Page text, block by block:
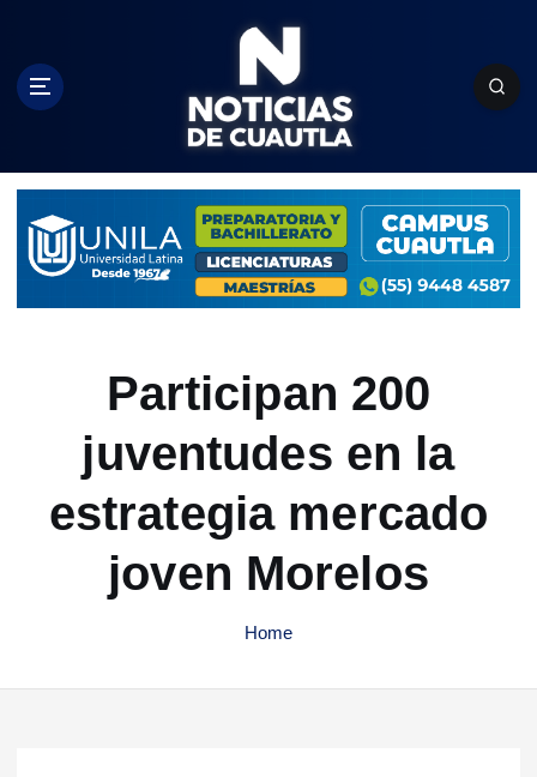
c
Participan 200
juventudes en la
estrategia mercado
joven Morelos
Home